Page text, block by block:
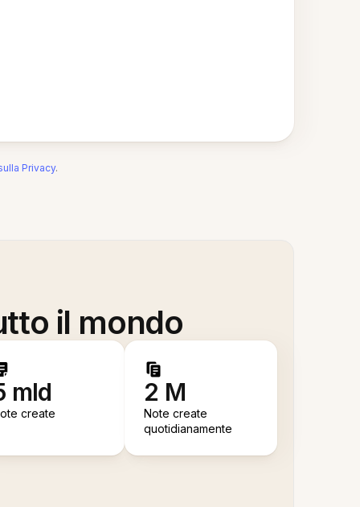
Privacy.
il mondo
mld
create
2 M
Note create
quotidianamente